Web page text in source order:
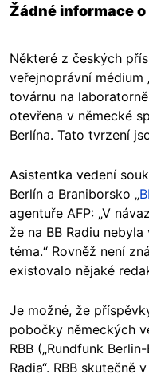
Žádné informace
Některé z českých
veřejnoprávní médium
továrnu na
otevřena v německé
Berlína. Tato tvrzení
Asistentka vedení
Berlín a Braniborsko „
agentuře AFP: „V
že na BB Radiu
téma.“ Rovněž není
existovalo nějaké
Je možné, že
pobočky německých
RBB („Rundfunk
Radia“. RBB skutečně